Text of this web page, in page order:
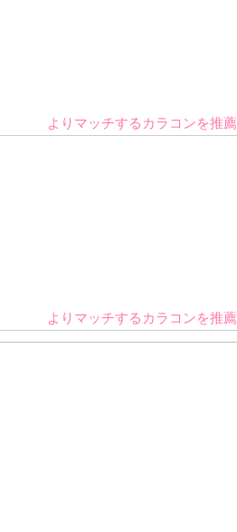
よりマッチするカラコンを推薦
よりマッチするカラコンを推薦